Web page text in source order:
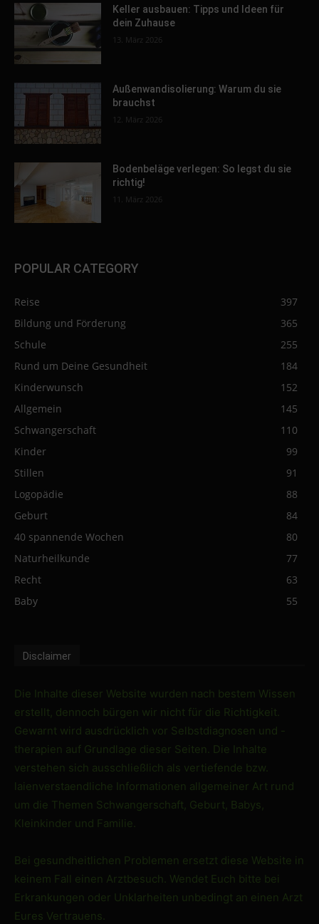
Keller ausbauen: Tipps und Ideen für
dein Zuhause
13. März 2026
Außenwandisolierung: Warum du sie
brauchst
12. März 2026
Bodenbeläge verlegen: So legst du sie
richtig!
11. März 2026
POPULAR CATEGORY
Reise
397
Bildung und Förderung
365
Schule
255
Rund um Deine Gesundheit
184
Kinderwunsch
152
Allgemein
145
Schwangerschaft
110
Kinder
99
Stillen
91
Logopädie
88
Geburt
84
40 spannende Wochen
80
Naturheilkunde
77
Recht
63
Baby
55
Disclaimer
Die Inhalte dieser Website wurden nach bestem Wissen
erstellt, dennoch bürgen wir nicht für die Richtigkeit.
Gewarnt wird ausdrücklich vor Selbstdiagnosen und -
therapien auf Grundlage dieser Seiten. Die Inhalte
verstehen sich ausschließlich als vertiefende bzw.
laienverstaendliche Informationen allgemeiner Art rund
um die Themen Schwangerschaft, Geburt, Babys,
Kleinkinder und Familie.
Bei gesundheitlichen Problemen ersetzt diese Website in
keinem Fall einen Arztbesuch. Wendet Euch bitte bei
Erkrankungen oder Unklarheiten unbedingt an einen Arzt
Eures Vertrauens.